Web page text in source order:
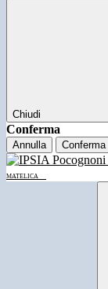
Chiudi
Conferma
Annulla Conferma
MATELICA